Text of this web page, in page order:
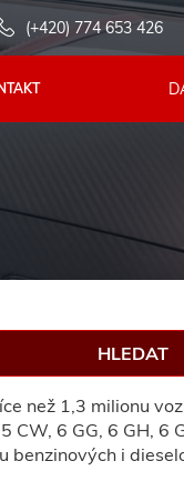
(+420) 774 653 426
než 1,3 milionu
6 GG, 6 GH, 6
benzinových i